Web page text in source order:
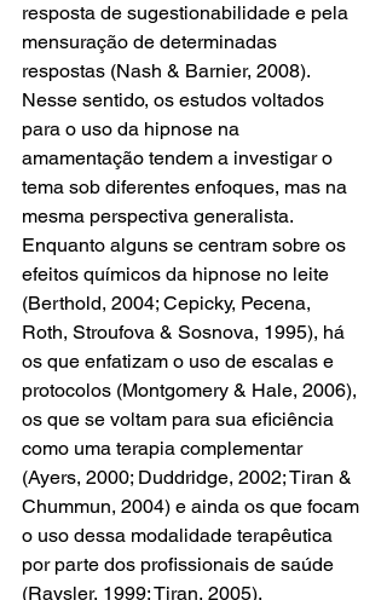
resposta de sugestionabilidade e pela
mensuração de determinadas
respostas (Nash & Barnier, 2008).
Nesse sentido, os estudos voltados
para o uso da hipnose na
amamentação tendem a investigar o
tema sob diferentes enfoques, mas na
mesma perspectiva generalista.
Enquanto alguns se centram sobre os
efeitos químicos da hipnose no leite
(Berthold, 2004; Cepicky, Pecena,
Roth, Stroufova & Sosnova, 1995), há
os que enfatizam o uso de escalas e
protocolos (Montgomery & Hale, 2006),
os que se voltam para sua eficiência
como uma terapia complementar
(Ayers, 2000; Duddridge, 2002; Tiran &
Chummun, 2004) e ainda os que focam
o uso dessa modalidade terapêutica
por parte dos profissionais de saúde
(Raysler, 1999; Tiran, 2005).